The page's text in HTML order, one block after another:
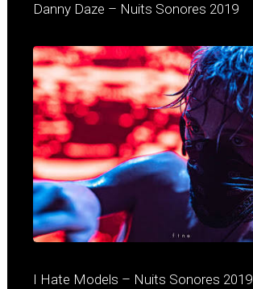
Danny Daze – Nuits Sonores 2019
I Hate Models – Nuits Sonores 2019